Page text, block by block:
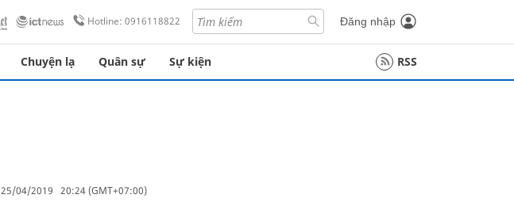
Hotline: 0916118822 Đăng nhập
Chuyện lạ Quân sự Sự kiện RSS
25/04/2019 20:24 (GMT+07:00)